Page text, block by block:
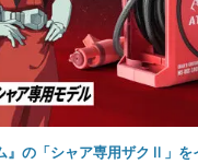
』の「シャア専用ザクⅡ」を
本体にはシャアのパーソナ
号などを配置